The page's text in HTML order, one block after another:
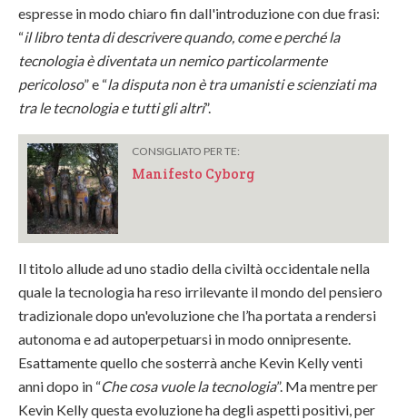
espresse in modo chiaro fin dall'introduzione con due frasi:
“il libro tenta di descrivere quando, come e perché la
tecnologia è diventata un nemico particolarmente
pericoloso” e “la disputa non è tra umanisti e scienziati ma
tra le tecnologia e tutti gli altri”.
CONSIGLIATO PER TE:
Manifesto Cyborg
Il titolo allude ad uno stadio della civiltà occidentale nella
quale la tecnologia ha reso irrilevante il mondo del pensiero
tradizionale dopo un'evoluzione che l’ha portata a rendersi
autonoma e ad autoperpetuarsi in modo onnipresente.
Esattamente quello che sosterrà anche Kevin Kelly venti
anni dopo in “Che cosa vuole la tecnologia”. Ma mentre per
Kevin Kelly questa evoluzione ha degli aspetti positivi, per